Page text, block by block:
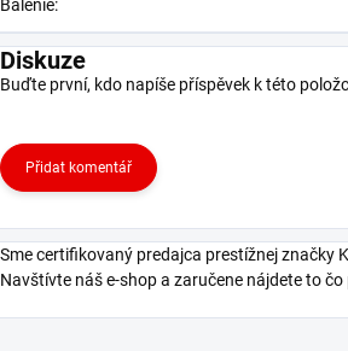
Balenie:
Diskuze
Buďte první, kdo napíše příspěvek k této
Přidat komentář
Sme certifikovaný predajca prestížnej značky
Navštívte náš e-shop a zaručene nájdete to